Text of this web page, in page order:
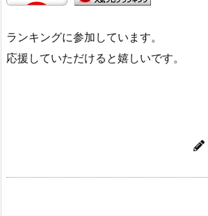
ランキングに参加しています。
応援していただけると嬉しいです。